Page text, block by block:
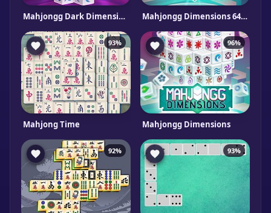
Mahjongg Dark Dimensions Triple Time Mahjongg Dimensions 640 seconds
93%
Mahjong Time
96%
Mahjongg Dimensions
92% 93%